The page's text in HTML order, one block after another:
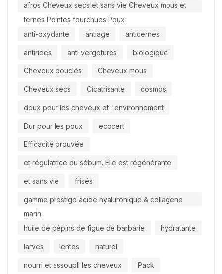
afros Cheveux secs et sans vie Cheveux mous et
ternes Pointes fourchues Poux
anti-oxydante
antiage anticernes
antirides anti vergetures biologique
Cheveux bouclés Cheveux mous
Cheveux secs Cicatrisante cosmos
doux pour les cheveux et l'environnement
Dur pour les poux ecocert
Efficacité prouvée
et régulatrice du sébum. Elle est régénérante
et sans vie frisés
gamme prestige acide hyaluronique & collagene
marin
huile de pépins de figue de barbarie
hydratante
larves lentes naturel
nourri et assoupli les cheveux Pack